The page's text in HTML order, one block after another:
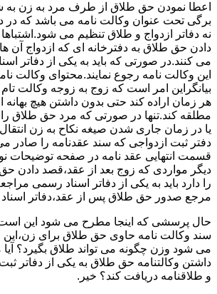
اعطا نمودن حق طلاق از طرف مرد به زن
برگی تحت عنوان وکالت نامه می باشد که در
نه دفاتر ازدواج و طلاق تنظیم می
دادن حق طلاق به دفترخانه ای که ازدواج آن
می کنند.در صورتی که باید به یکی از دفاتر
این وکالت نامه رجوع نمایند.محتوای وکالت
بیانگراین امر است که زوج به زوجه وکالت تام
هر زمان اراده کند حتی بدون داشتن هیچ بهانه
مطلقه کند.تنها در صورتی که مرد حق طلاق را
یا در زمان جاری شدن صیغه نکاح به زن
دفتر ثبت ازدواجی که سند عقدنامه را صادر
قسمت انتهایی عقد نامه در صفحه توضیحات
دیگر مواردی که زوج بعد از عقد،قصد دادن
را دارد باید به یکی از دفاتر اسناد رسمی مراجعه
مرجع صدور حق طلاق پس از عقد،دفاتر
حال پرسشی که اینجا مطرح می شود این
سند وکالت نامه حاوی حق طلاق برای
می شود وزن چگونه می تواند طلاق بگیرد؟ آیا
داشتن وکالتنامه حق طلاق به یکی از دفاتر
و طلاقنامه دریافت کند؟ خیر.